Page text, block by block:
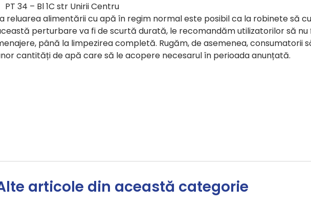
PT 34 – Bl 1C str Unirii Centru
reluarea alimentării cu apă în regim normal este posibil ca la robinete să
perturbare va fi de scurtă durată, le recomandăm utilizatorilor să
până la limpezirea completă. Rugăm, de asemenea, consumatorii
cantități de apă care să le acopere necesarul în perioada anunțată.
articole din această categorie